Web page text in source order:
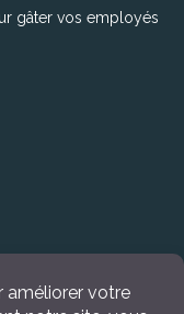
gâter vos employés